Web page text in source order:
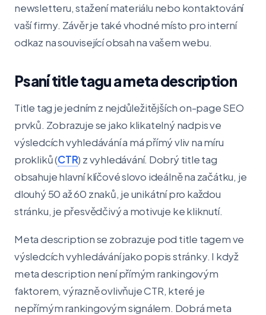
newsletteru, stažení materiálu nebo kontaktování
vaší firmy. Závěr je také vhodné místo pro interní
odkaz na související obsah na vašem webu.
Psaní title tagu a meta description
Title tag je jedním z nejdůležitějších on-page SEO
prvků. Zobrazuje se jako klikatelný nadpis ve
výsledcích vyhledávání a má přímý vliv na míru
prokliků (CTR) z vyhledávání. Dobrý title tag
obsahuje hlavní klíčové slovo ideálně na začátku, je
dlouhý 50 až 60 znaků, je unikátní pro každou
stránku, je přesvědčivý a motivuje ke kliknutí.
Meta description se zobrazuje pod title tagem ve
výsledcích vyhledávání jako popis stránky. I když
meta description není přímým rankingovým
faktorem, výrazně ovlivňuje CTR, které je
nepřímým rankingovým signálem. Dobrá meta